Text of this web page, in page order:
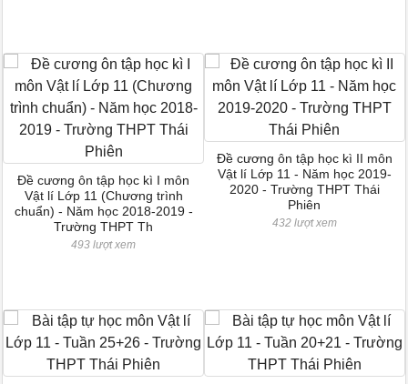
Đề cương ôn tập học kì I môn
Vật lí Lớp 11 (Chương trình
chuẩn) - Năm học 2018-2019 -
Trường THPT Th
493 lượt xem
Đề cương ôn tập học kì II môn
Vật lí Lớp 11 - Năm học 2019-
2020 - Trường THPT Thái
Phiên
432 lượt xem